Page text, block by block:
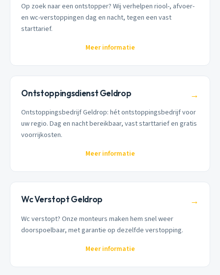
Op zoek naar een ontstopper? Wij verhelpen riool-, afvoer-
en wc-verstoppingen dag en nacht, tegen een vast
starttarief.
Meer informatie
Ontstoppingsdienst Geldrop →
Ontstoppingsbedrijf Geldrop: hét ontstoppingsbedrijf voor
uw regio. Dag en nacht bereikbaar, vast starttarief en gratis
voorrijkosten.
Meer informatie
Wc Verstopt Geldrop →
Wc verstopt? Onze monteurs maken hem snel weer
doorspoelbaar, met garantie op dezelfde verstopping.
Meer informatie